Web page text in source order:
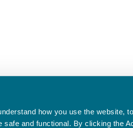
how you use the website,
and functional. By clicking the